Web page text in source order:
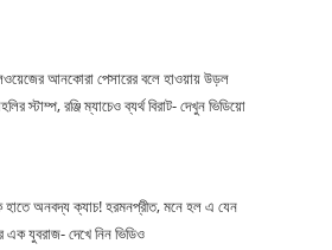
আনকোরা পেসারের বলে হাওয়ায় উড়ল
স্টাম্প, রঞ্জি ম্যাচেও ব্যর্থ বিরাট- দেখুন ভিডিয়ো
অনবদ্য ক্যাচ! হরমনপ্রীত, মনে হল এ যেন
যুবরাজ- দেখে নিন ভিডিও